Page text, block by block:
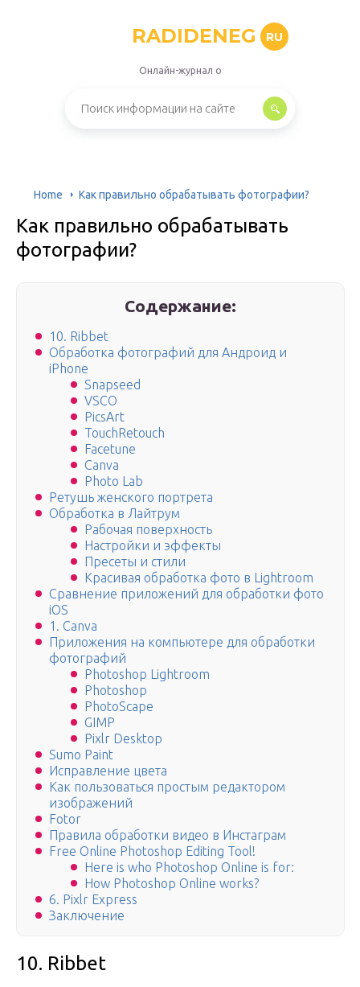
RADIDENEG RU
Онлайн-журнал о
Home Как правильно обрабатывать фотографии?
Как правильно обрабатывать
фотографии?
Содержание:
10. Ribbet
Обработка фотографий для Андроид и
iPhone
Snapseed
VSCO
PicsArt
TouchRetouch
Facetune
Canva
Photo Lab
Ретушь женского портрета
Обработка в Лайтрум
Рабочая поверхность
Настройки и эффекты
Пресеты и стили
Красивая обработка фото в Lightroom
Сравнение приложений для обработки фото
iOS
1. Canva
Приложения на компьютере для обработки
фотографий
Photoshop Lightroom
Photoshop
PhotoScape
GIMP
Pixlr Desktop
Sumo Paint
Исправление цвета
Как пользоваться простым редактором
изображений
Fotor
Правила обработки видео в Инстаграм
Free Online Photoshop Editing Tool!
Here is who Photoshop Online is for:
How Photoshop Online works?
6. Pixlr Express
Заключение
10. Ribbet